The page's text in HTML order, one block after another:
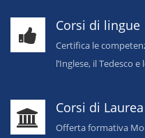
Corsi di lingue
Certifica le
l’Inglese, il Tedesco
Corsi di Laurea
Offerta formativa